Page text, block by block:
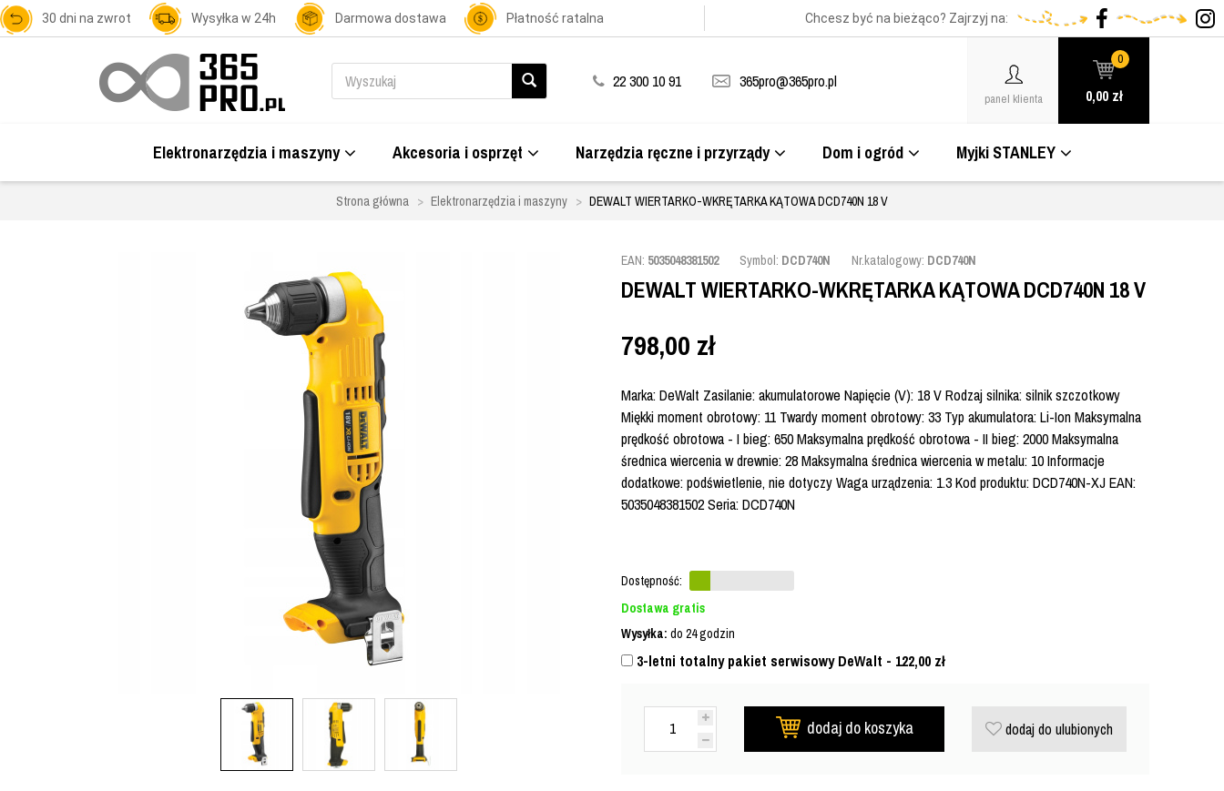
30 dni na zwrot Wysyłka w 24h Darmowa dostawa Płatność ratalna Chcesz być na bieżąco? Zajrzyj na:
22 300 10 91 365pro@365pro.pl
panel klienta
0
0,00 zł
Elektronarzędzia i maszyny Akcesoria i osprzęt Narzędzia ręczne i przyrządy Dom i ogród Myjki STANLEY
Strona główna Elektronarzędzia i maszyny DEWALT WIERTARKO-WKRĘTARKA KĄTOWA DCD740N 18 V
EAN: 5035048381502 Symbol: DCD740N Nr.katalogowy: DCD740N
DEWALT WIERTARKO-WKRĘTARKA KĄTOWA DCD740N 18 V
798,00 zł
Marka: DeWalt Zasilanie: akumulatorowe Napięcie (V): 18 V Rodzaj silnika: silnik szczotkowy
Miękki moment obrotowy: 11 Twardy moment obrotowy: 33 Typ akumulatora: Li-Ion Maksymalna
prędkość obrotowa - I bieg: 650 Maksymalna prędkość obrotowa - II bieg: 2000 Maksymalna
średnica wiercenia w drewnie: 28 Maksymalna średnica wiercenia w metalu: 10 Informacje
dodatkowe: podświetlenie, nie dotyczy Waga urządzenia: 1.3 Kod produktu: DCD740N-XJ EAN:
5035048381502 Seria: DCD740N
Dostępność:
Dostawa gratis
Wysyłka: do 24 godzin
3-letni totalny pakiet serwisowy DeWalt - 122,00 zł
dodaj do koszyka dodaj do ulubionych